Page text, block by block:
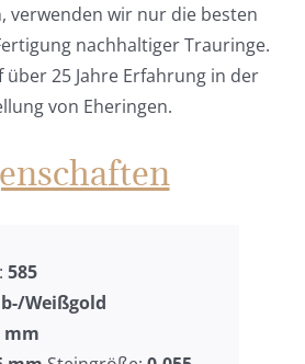
verwenden wir nur die besten
nachhaltiger Trauringe.
über 25 Jahre Erfahrung in der
von Eheringen.
585
Weißgold
mm